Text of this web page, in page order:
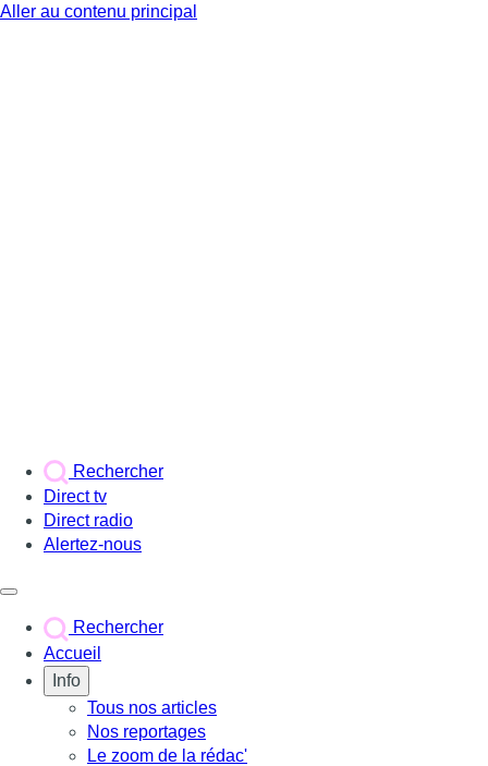
Aller au contenu principal
Rechercher
Direct tv
Direct radio
Alertez-nous
Rechercher
Accueil
Info
Tous nos articles
Nos reportages
Le zoom de la rédac'